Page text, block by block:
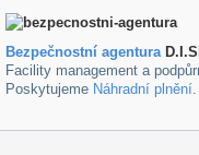
Bezpečnostní agentura
Facility management a
Poskytujeme Náhradní plnění.